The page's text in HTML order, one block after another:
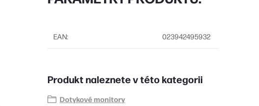
EAN: 023942495932
Produkt naleznete v této kategorii
Dotykové monitory